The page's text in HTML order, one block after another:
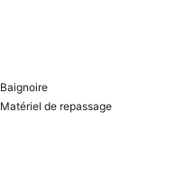
Baignoire
Matériel de repassage